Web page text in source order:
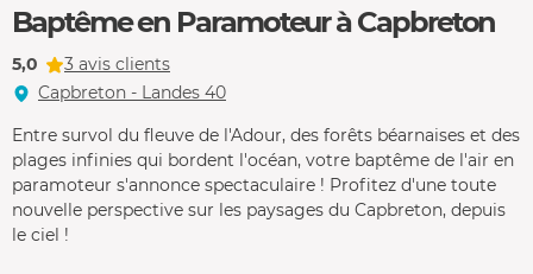
Baptême en Paramoteur à Capbreton
5,0
3 avis clients
Capbreton - Landes 40
Entre survol du fleuve de l'Adour, des forêts béarnaises et des
plages infinies qui bordent l'océan, votre baptême de l'air en
paramoteur s'annonce spectaculaire ! Profitez d'une toute
nouvelle perspective sur les paysages du Capbreton, depuis
le ciel !